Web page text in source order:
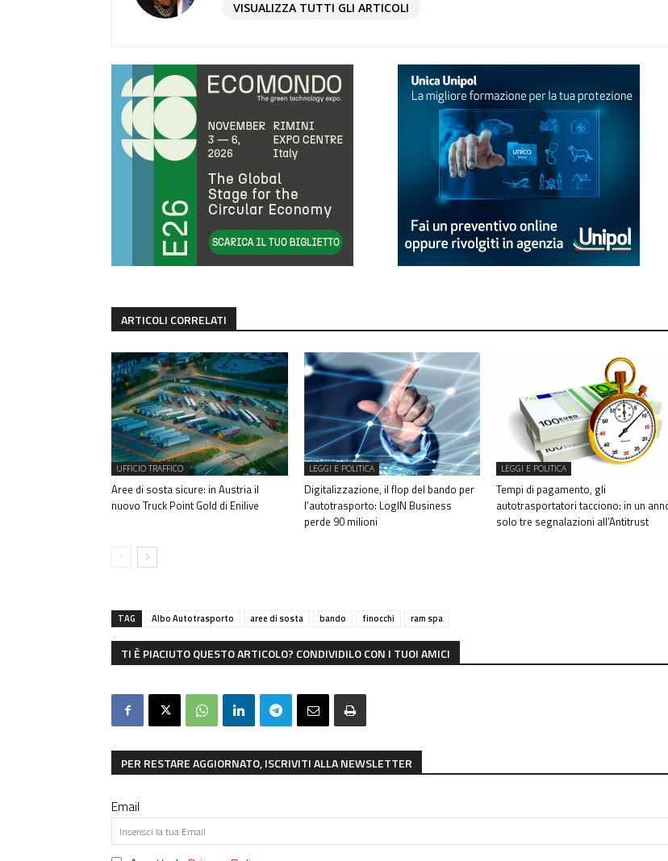
VISUALIZZA TUTTI GLI ARTICOLI
ARTICOLI CORRELATI
UFFICIO TRAFFICO
Aree di sosta sicure: in Austria il
nuovo Truck Point Gold di Enilive
LEGGI E POLITICA
Digitalizzazione, il flop del bando per
l’autotrasporto: LogIN Business
perde 90 milioni
LEGGI E POLITICA
Tempi di pagamento, gli
autotrasportatori tacciono: in un
solo tre segnalazioni all’Antitrust
TAG Albo Autotrasporto aree di sosta bando finocchi ram spa
TI È PIACIUTO QUESTO ARTICOLO? CONDIVIDILO CON I TUOI AMICI
PER RESTARE AGGIORNATO, ISCRIVITI ALLA NEWSLETTER
Email